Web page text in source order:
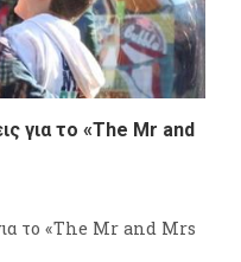
για τo «The Mr and
τo «The Mr and Mrs